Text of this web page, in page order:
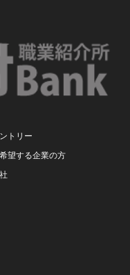
トリー
望する企業の方